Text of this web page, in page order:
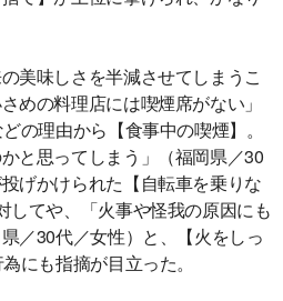
美味しさを半減させてしまうこ
めの料理店には喫煙席がない」
の理由から【食事中の喫煙】。
と思ってしまう」（福岡県／30
げかけられた【自転車を乗りな
してや、「火事や怪我の原因にも
／30代／女性）と、【火をしっ
にも指摘が目立った。